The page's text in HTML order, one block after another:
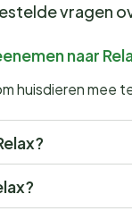
vragen
naar
huisdieren mee